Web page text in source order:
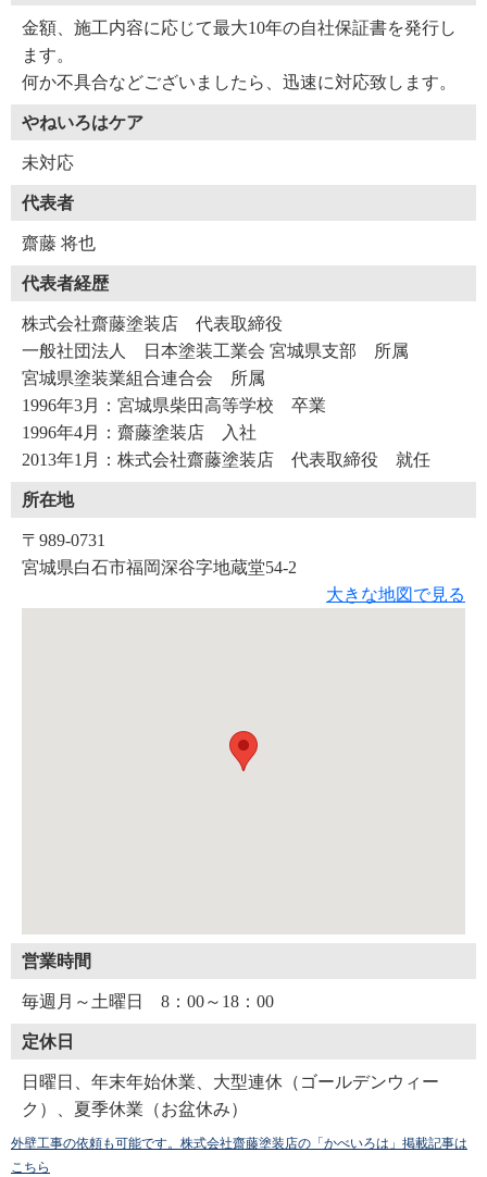
金額、施工内容に応じて最大10年の自社保証書を発行し
ます。
何か不具合などございましたら、迅速に対応致します。
やねいろはケア
未対応
代表者
齋藤 将也
代表者経歴
株式会社齋藤塗装店 代表取締役
一般社団法人 日本塗装工業会 宮城県支部 所属
宮城県塗装業組合連合会 所属
1996年3月：宮城県柴田高等学校 卒業
1996年4月：齋藤塗装店 入社
2013年1月：株式会社齋藤塗装店 代表取締役 就任
所在地
〒989-0731
宮城県白石市福岡深谷字地蔵堂54-2
大きな地図で見る
営業時間
毎週月～土曜日 8：00～18：00
定休日
日曜日、年末年始休業、大型連休（ゴールデンウィー
ク）、夏季休業（お盆休み）
外壁工事の依頼も可能です。株式会社齋藤塗装店の「かべいろは」掲載記事は
こちら